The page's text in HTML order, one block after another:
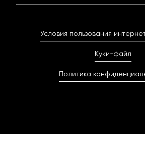
Условия пользования
Куки-файл
Политика